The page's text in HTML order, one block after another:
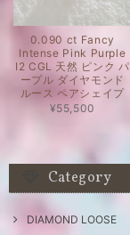
0.090 ct Fancy
Intense Pink Purple
I2 CGL 天然 ピンク パ
ープル ダイヤモンド
ルース ペアシェイプ
¥55,500
Category
DIAMOND LOOSE